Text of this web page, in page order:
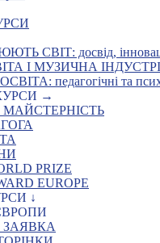
СВІТ: досвід,
І МУЗИЧНА ІНДУСТРІЯ:
педагогічні та
→
PRIZE
EUROPE
↓